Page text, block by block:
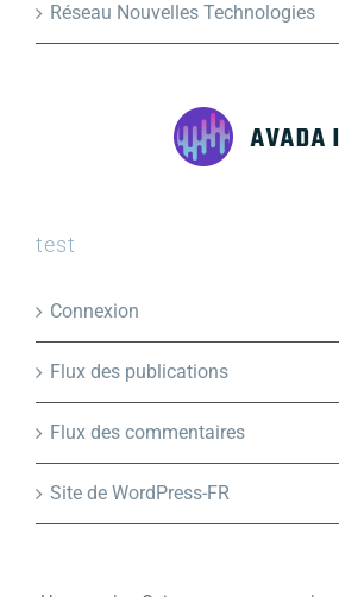
Réseau Nouvelles Technologies
test
Connexion
Flux des publications
Flux des commentaires
Site de WordPress-FR